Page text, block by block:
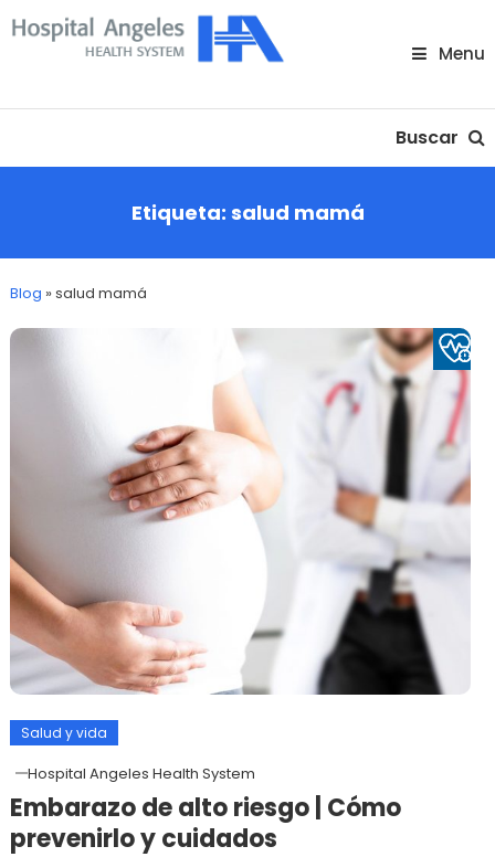
Skip
To
Menu
Buscar
Etiqueta: salud mamá
Blog »salud mamá
Salud y vida
Hospital Angeles Health System
Embarazo de alto riesgo | Cómo
prevenirlo y cuidados